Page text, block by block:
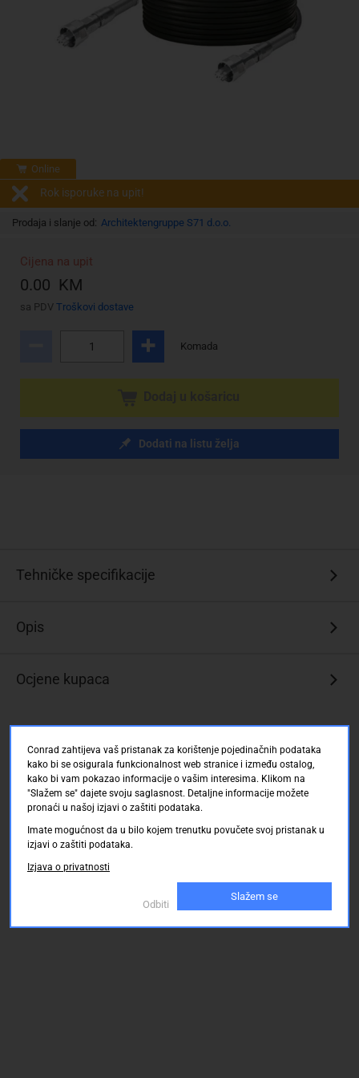
Online
Rok isporuke na upit!
Prodaja i slanje od: Architektengruppe S71 d.o.o.
Cijena na upit
0.00 KM
sa PDV Troškovi dostave
Komada
Dodati na listu želja
Tehničke specifikacije
Opis
Ocjene kupaca
Conrad zahtijeva vaš pristanak za korištenje pojedinačnih podataka
kako bi se osigurala funkcionalnost web stranice i između ostalog,
kako bi vam pokazao informacije o vašim interesima. Klikom na
"Slažem se" dajete svoju saglasnost. Detaljne informacije možete
pronaći u našoj izjavi o zaštiti podataka.
Imate mogućnost da u bilo kojem trenutku povučete svoj pristanak u
izjavi o zaštiti podataka.
Izjava o privatnosti
Odbiti
Slažem se